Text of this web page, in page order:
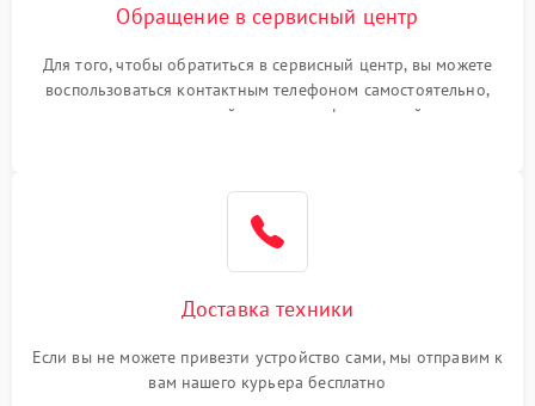
Обращение в сервисный центр
Для того, чтобы обратиться в сервисный центр, вы можете
воспользоваться контактным телефоном самостоятельно,
или оставить свой номер телефона на сайте
Доставка техники
Если вы не можете привезти устройство сами, мы отправим к
вам нашего курьера бесплатно